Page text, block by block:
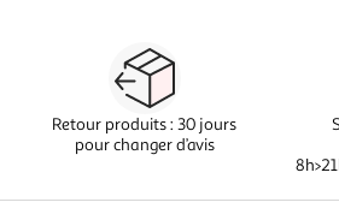
Retour produits : 30 jours
pour changer d’avis